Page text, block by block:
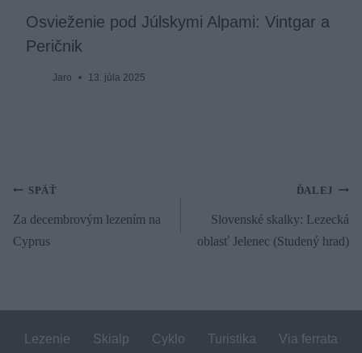
Osvieženie pod Júlskymi Alpami: Vintgar a
Peričnik
Jaro 13. júla 2025
Navigácia
SPÄŤ
Za decembrovým lezením na
Cyprus
ĎALEJ
Slovenské skalky: Lezecká
oblasť Jelenec (Studený hrad)
Lezenie Skialp Cyklo Turistika Via ferrata